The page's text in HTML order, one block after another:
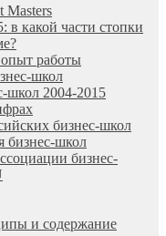
Masters
какой части стопки
работы
школ
школ 2004-2015
бизнес-школ
бизнес-школ
бизнес-
и содержание